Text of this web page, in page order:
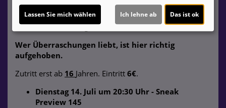
Möglichkeit, neuste Produktionen mitunter weit vor
dem regulären Kinostart zu sehen. Welcher Film gezeigt
wird, bleibt absolut geheim.
Wer Überraschungen liebt, ist hier richtig
aufgehoben.
Zutritt erst ab 16 Jahren. Eintritt 6€.
Dienstag 14. Juli um 20:30 Uhr - Sneak
Preview 145
Lassen Sie mich wählen Ich lehne ab Das ist ok